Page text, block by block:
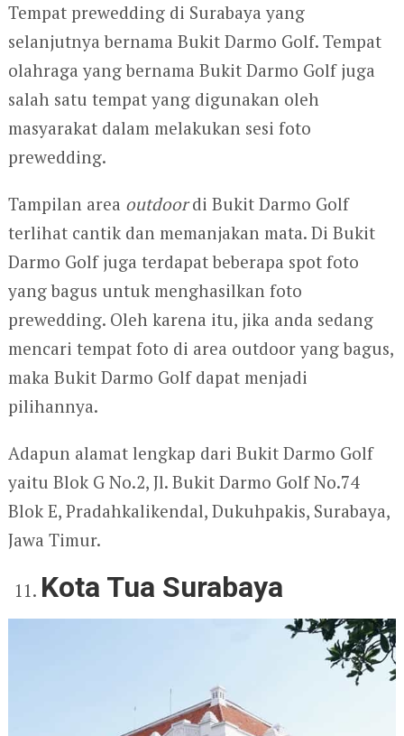
Tempat prewedding di Surabaya yang
selanjutnya bernama Bukit Darmo Golf. Tempat
olahraga yang bernama Bukit Darmo Golf juga
salah satu tempat yang digunakan oleh
masyarakat dalam melakukan sesi foto
prewedding.
Tampilan area outdoordi Bukit Darmo Golf
terlihat cantik dan memanjakan mata. Di Bukit
Darmo Golf juga terdapat beberapa spot foto
yang bagus untuk menghasilkan foto
prewedding. Oleh karena itu, jika anda sedang
mencari tempat foto di area outdoor yang bagus,
maka Bukit Darmo Golf dapat menjadi
pilihannya.
Adapun alamat lengkap dari Bukit Darmo Golf
yaitu Blok G No.2, Jl. Bukit Darmo Golf No.74
Blok E, Pradahkalikendal, Dukuhpakis, Surabaya,
Jawa Timur.
Kota Tua Surabaya